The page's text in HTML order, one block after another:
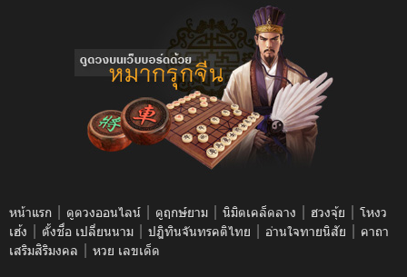
หน้าแรก | ดูดวงออนไลน์ | ดูฤกษ์ยาม | นิมิตเคล็ดลาง | ฮวงจุ้ย | โหงว
เฮ้ง | ตั้งชื่อ เปลี่ยนนาม | ปฎิทินจันทรคติไทย | อ่านใจทายนิสัย | คาถา
เสริมสิริมงคล | หวย เลขเด็ด